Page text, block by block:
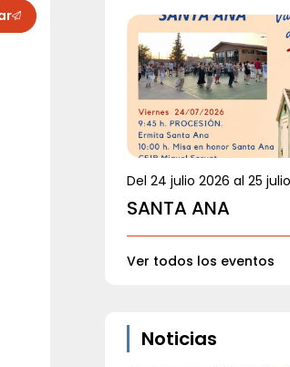
Del 24 julio 2026 al 25
SANTA ANA
Ver todos los eventos
Noticias